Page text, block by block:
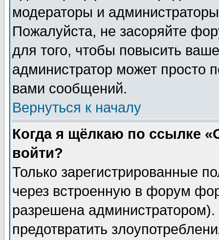
модераторы и
Пожалуйста, не засоряйте
для того, чтобы повысить
администратор может просто
вами сообщений.
Вернуться к началу
Когда я щёлкаю по ссылке
войти?
Только зарегистрированные
через встроенную в форум
разрешена
предотвратить